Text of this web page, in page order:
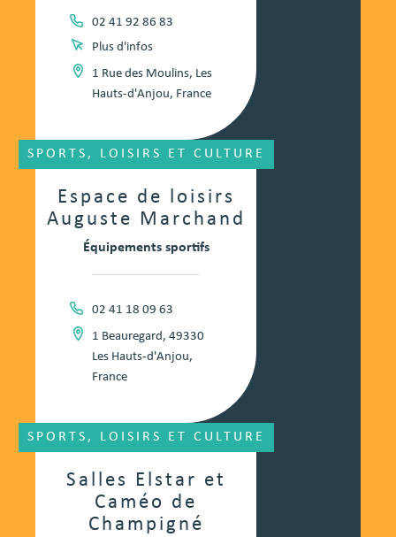
02 41 92 86 83
Plus d'infos
1 Rue des Moulins, Les
Hauts-d'Anjou, France
Espace de loisirs
Auguste Marchand
SPORTS, LOISIRS ET CULTURE
Équipements sportifs
02 41 18 09 63
1 Beauregard, 49330
Les Hauts-d'Anjou,
France
Salles Elstar et
Caméo de
Champigné
SPORTS, LOISIRS ET CULTURE